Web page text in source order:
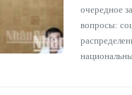
очередное
вопросы: